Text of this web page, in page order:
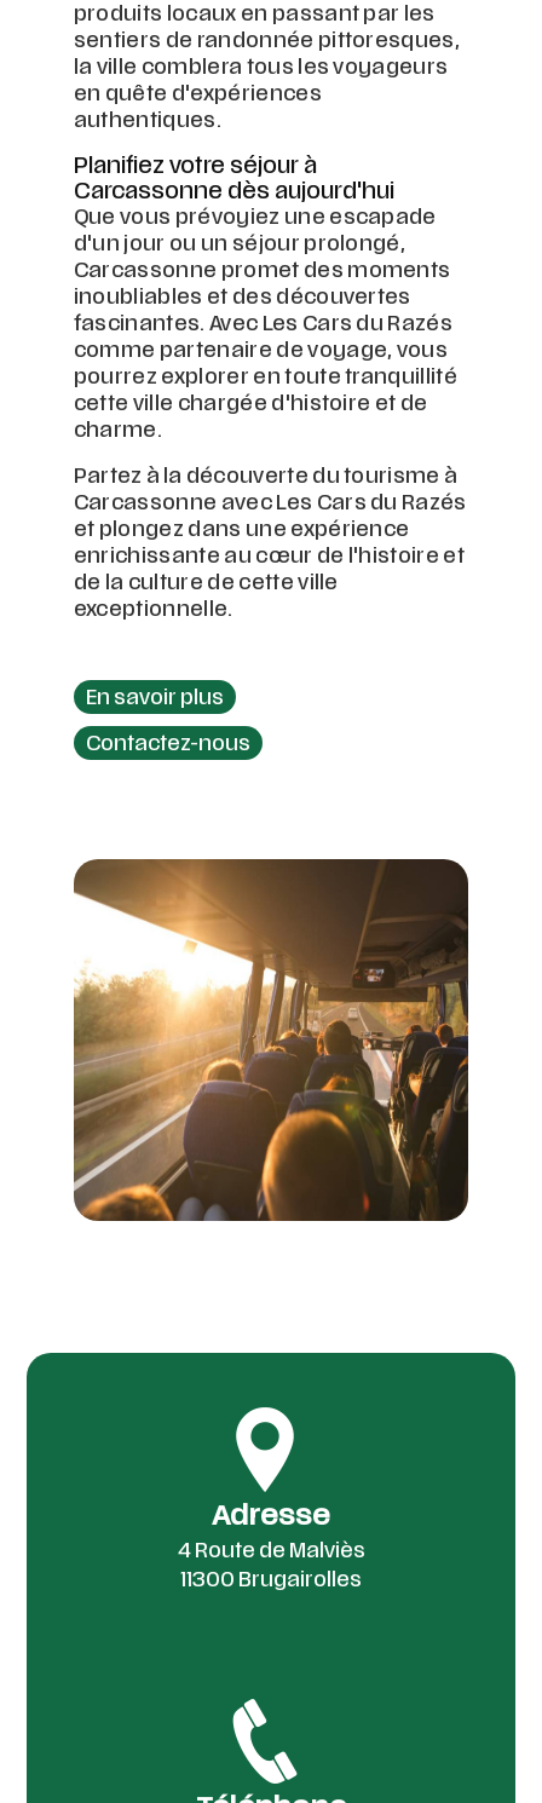
produits locaux en passant par les
sentiers de randonnée pittoresques,
la ville comblera tous les voyageurs
en quête d'expériences
authentiques.
Planifiez votre séjour à
Carcassonne dès aujourd'hui
Que vous prévoyiez une escapade
d'un jour ou un séjour prolongé,
Carcassonne promet des moments
inoubliables et des découvertes
fascinantes. Avec Les Cars du Razés
comme partenaire de voyage, vous
pourrez explorer en toute tranquillité
cette ville chargée d'histoire et de
charme.
Partez à la découverte du tourisme à
Carcassonne avec Les Cars du Razés
et plongez dans une expérience
enrichissante au cœur de l'histoire et
de la culture de cette ville
exceptionnelle.
En savoir plus
Contactez-nous
Adresse
4 Route de Malviès
11300 Brugairolles